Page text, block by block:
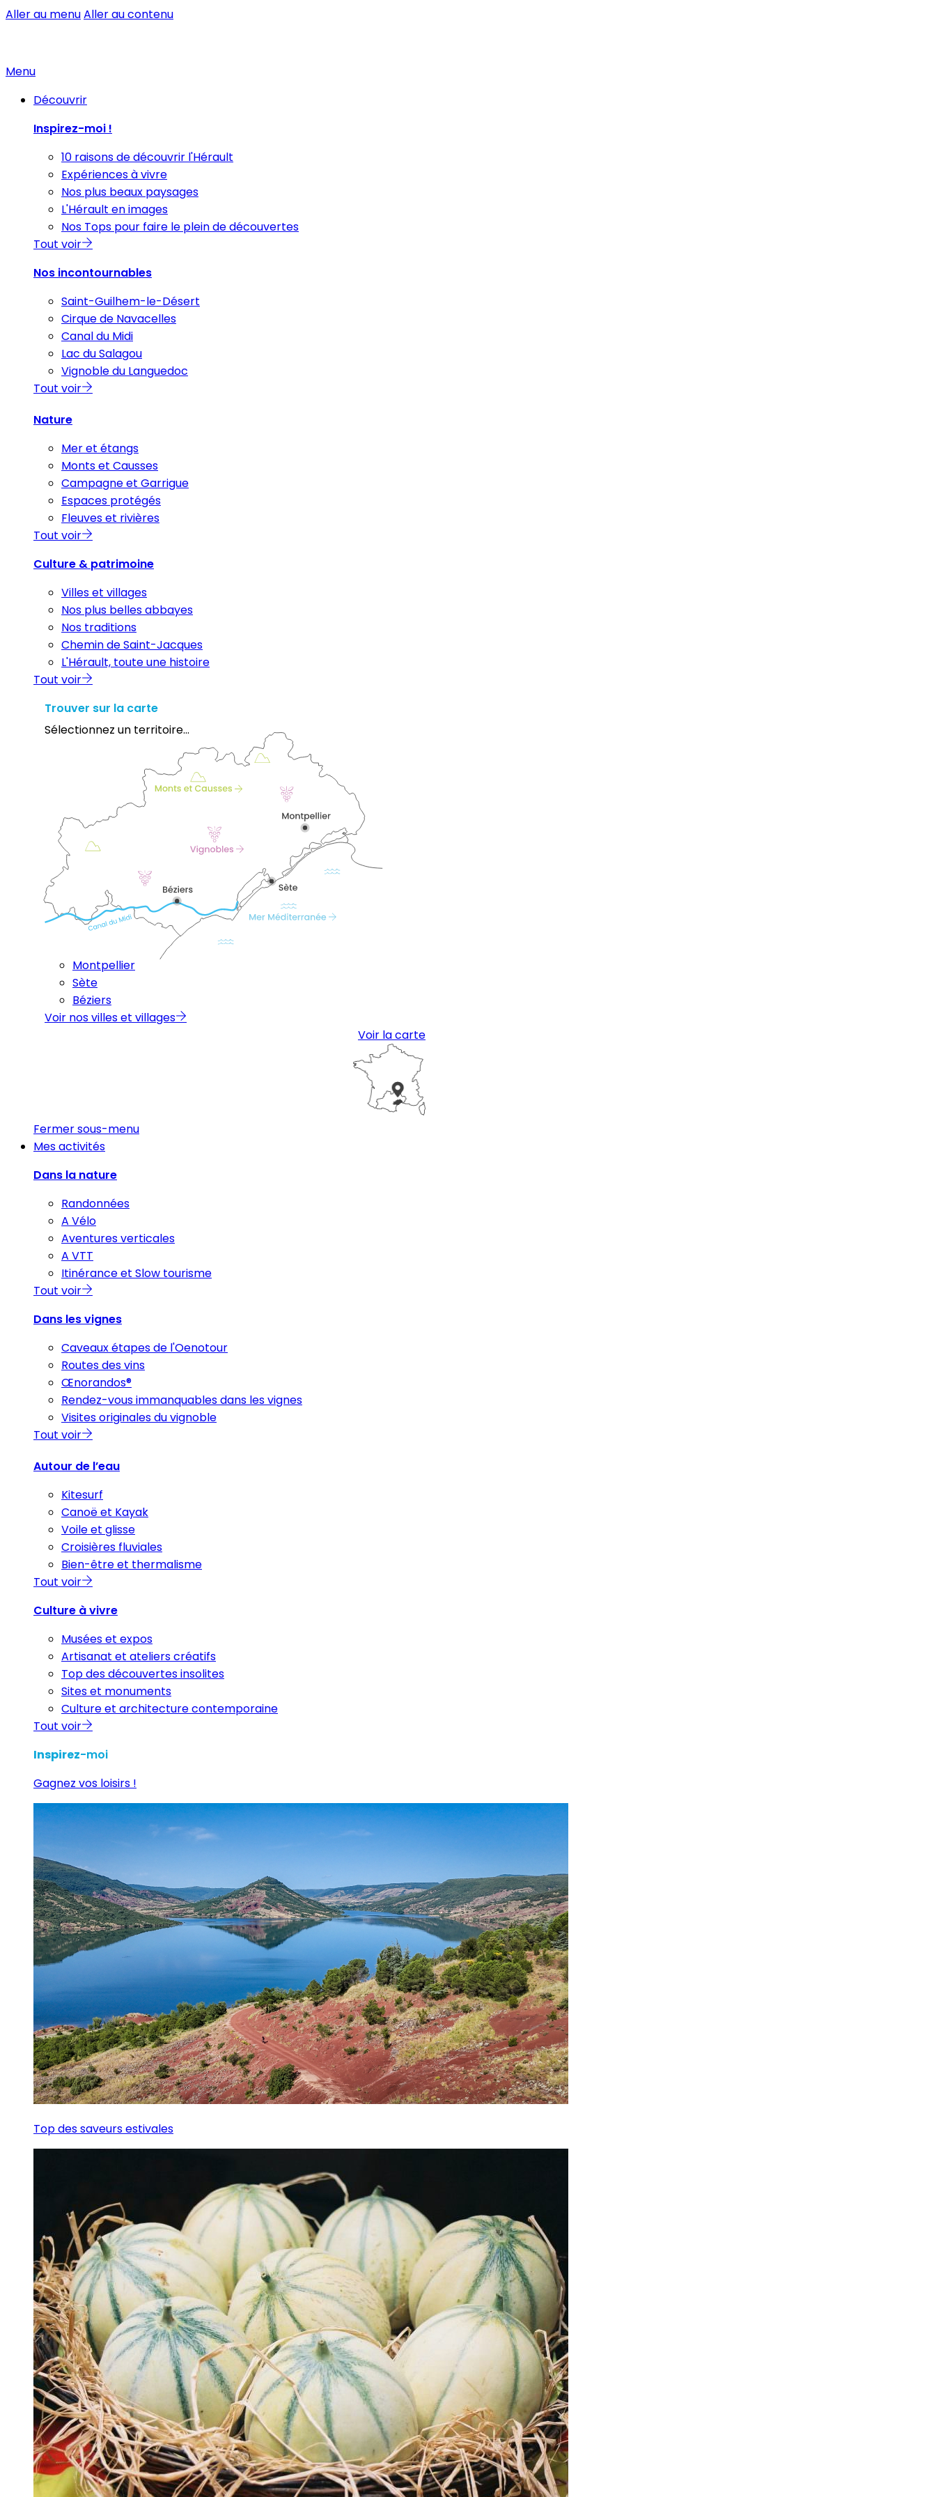
Aller au menuAller au contenu
Menu
Découvrir
Inspirez-moi !
10 raisons de découvrir l'Hérault
Expériences à vivre
Nos plus beaux paysages
L'Hérault en images
Nos Tops pour faire le plein de découvertes
Tout voir
Nos incontournables
Saint-Guilhem-le-Désert
Cirque de Navacelles
Canal du Midi
Lac du Salagou
Vignoble du Languedoc
Tout voir
Nature
Mer et étangs
Monts et Causses
Campagne et Garrigue
Espaces protégés
Fleuves et rivières
Tout voir
Culture & patrimoine
Villes et villages
Nos plus belles abbayes
Nos traditions
Chemin de Saint-Jacques
L'Hérault, toute une histoire
Tout voir
Trouver sur la carte
Sélectionnez un territoire...
Montpellier
Sète
Béziers
Voir nos villes et villages
Voir la carte
Fermer sous-menu
Mes activités
Dans la nature
Randonnées
A Vélo
Aventures verticales
A VTT
Itinérance et Slow tourisme
Tout voir
Dans les vignes
Caveaux étapes de l'Oenotour
Routes des vins
Œnorandos®
Rendez-vous immanquables dans les vignes
Visites originales du vignoble
Tout voir
Autour de l’eau
Kitesurf
Canoë et Kayak
Voile et glisse
Croisières fluviales
Bien-être et thermalisme
Tout voir
Culture à vivre
Musées et expos
Artisanat et ateliers créatifs
Top des découvertes insolites
Sites et monuments
Culture et architecture contemporaine
Tout voir
Inspirez-moi
Gagnez vos loisirs !
Top des saveurs estivales